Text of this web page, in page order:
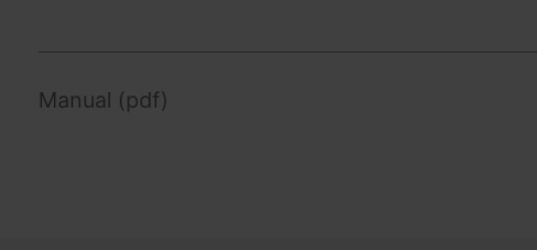
Manual (pdf)